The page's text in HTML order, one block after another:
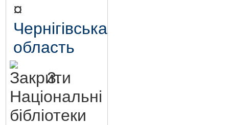
¤
Чернігівська
область
3.
Національні
бібліотеки